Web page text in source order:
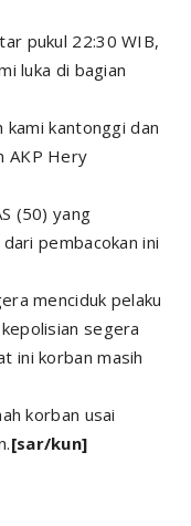
pukul 22:30 WIB,
luka di bagian
kantonggi dan
AKP Hery
(50) yang
pembacokan ini
menciduk pelaku
segera
ini korban masih
korban usai
[sar/kun]